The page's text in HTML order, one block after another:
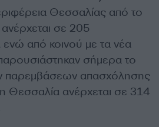
Θεσσαλίας από το
σε 205
από κοινού με τα νέα
σήμερα το
παρεμβάσεων απασχόλησης
Θεσσαλία ανέρχεται σε 314